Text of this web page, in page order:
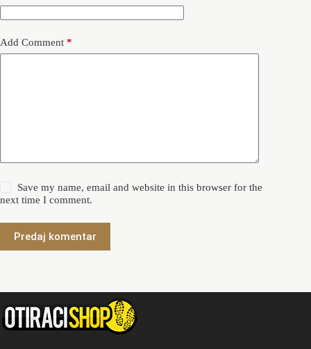
Add Comment *
Save my name, email and website in this browser for the
next time I comment.
Predaj komentar